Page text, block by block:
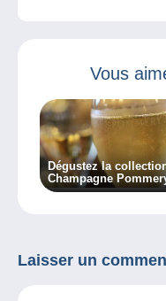
Vous
Dégustez la
Champagne
Laisser un